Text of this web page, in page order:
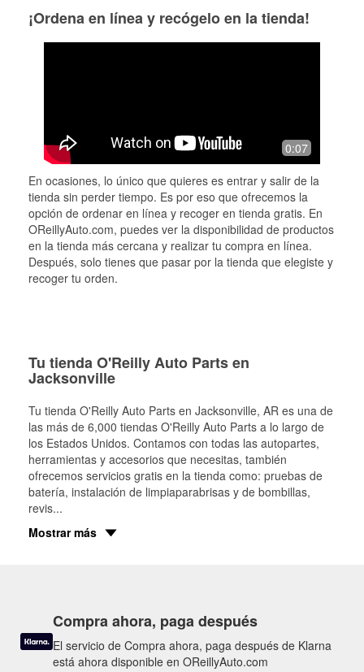
¡Ordena en línea y recógelo en la tienda!
0:07
En ocasiones, lo único que quieres es entrar y salir de la
tienda sin perder tiempo. Es por eso que ofrecemos la
opción de ordenar en línea y recoger en tienda gratis. En
OReillyAuto.com, puedes ver la disponibilidad de productos
en la tienda más cercana y realizar tu compra en línea.
Después, solo tienes que pasar por la tienda que elegiste y
recoger tu orden.
Tu tienda O'Reilly Auto Parts en
Jacksonville
Tu tienda O'Reilly Auto Parts en Jacksonville, AR es una de
las más de 6,000 tiendas O'Reilly Auto Parts a lo largo de
los Estados Unidos. Contamos con todas las autopartes,
herramientas y accesorios que necesitas, también
ofrecemos servicios gratis en la tienda como: pruebas de
batería, instalación de limpiaparabrisas y de bombillas,
revis...
Mostrar más
Compra ahora, paga después
El servicio de Compra ahora, paga después de Klarna
está ahora disponible en OReillyAuto.com